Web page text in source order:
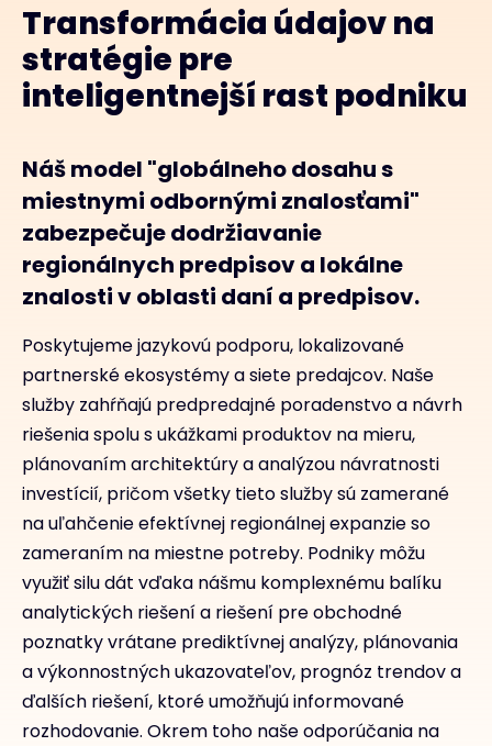
Transformácia údajov na
stratégie pre
inteligentnejší rast podniku
Náš model "globálneho dosahu s
miestnymi odbornými znalosťami"
zabezpečuje dodržiavanie
regionálnych predpisov a lokálne
znalosti v oblasti daní a predpisov.
Poskytujeme jazykovú podporu, lokalizované
partnerské ekosystémy a siete predajcov. Naše
služby zahŕňajú predpredajné poradenstvo a návrh
riešenia spolu s ukážkami produktov na mieru,
plánovaním architektúry a analýzou návratnosti
investícií, pričom všetky tieto služby sú zamerané
na uľahčenie efektívnej regionálnej expanzie so
zameraním na miestne potreby. Podniky môžu
využiť silu dát vďaka nášmu komplexnému balíku
analytických riešení a riešení pre obchodné
poznatky vrátane prediktívnej analýzy, plánovania
a výkonnostných ukazovateľov, prognóz trendov a
ďalších riešení, ktoré umožňujú informované
rozhodovanie. Okrem toho naše odporúčania na